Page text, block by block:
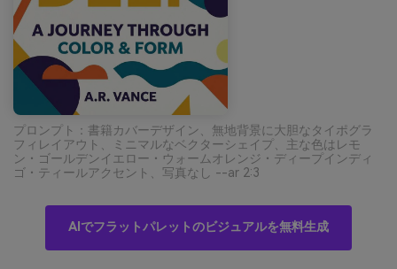
プロンプト：書籍カバーデザイン、無地背景に大胆なタイポグラ
フィレイアウト、ミニマルなベクターシェイプ、主な色はレモ
ン・ゴールデンイエロー・ウォームオレンジ・ディープインディ
ゴ・ティールアクセント、写真なし --ar 2:3
AIでフラットパレットのビジュアルを無料生成